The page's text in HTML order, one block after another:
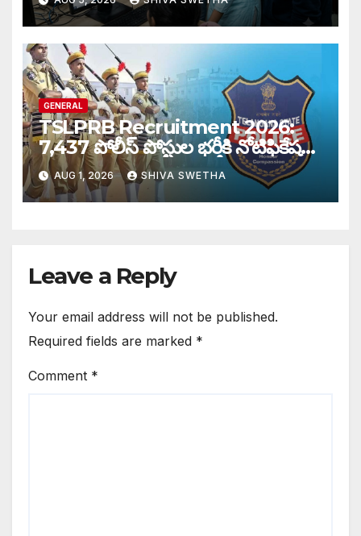
GENERAL
TSLPRB Recruitment 2026:
7,437 పోలీస్ పోస్టుల భర్తీకి నోటిఫికేషన్
విడుదల…
AUG 1, 2026 SHIVA SWETHA
Leave a Reply
Your email address will not be published.
Required fields are marked *
Comment *